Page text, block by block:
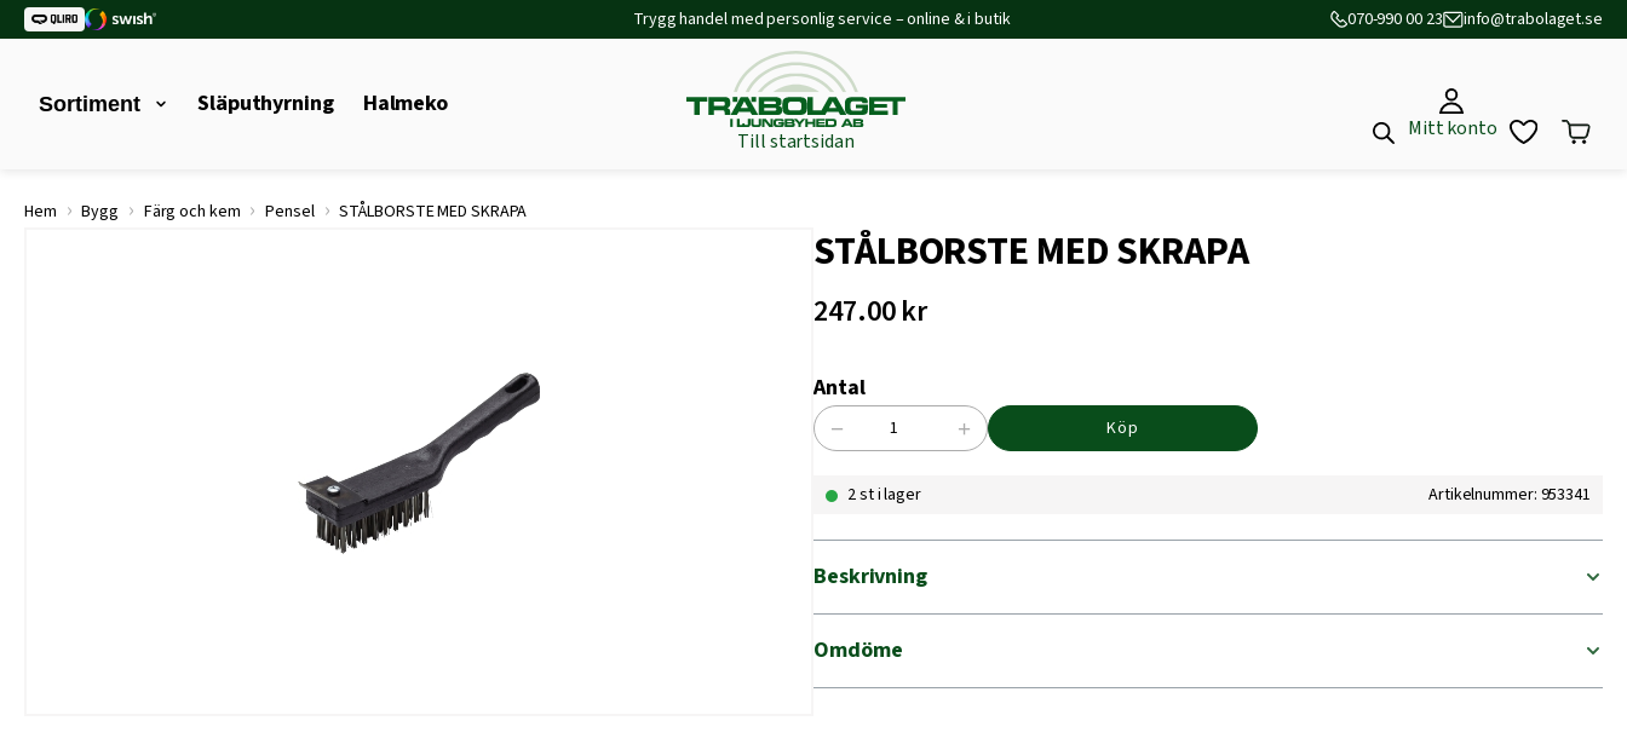
Trygg handel med personlig service – online & i butik 070-990 00 23 info@trabolaget.se
Sortiment Släputhyrning Halmeko
Till startsidan
Mitt konto
Hem › Bygg › Färg och kem › Pensel › STÅLBORSTE MED SKRAPA
STÅLBORSTE MED SKRAPA
247.00kr
Antal
STÅLBORSTE
SKRAPA
− + Köp
2 st i lager Artikelnummer: 953341
Beskrivning
Omdöme